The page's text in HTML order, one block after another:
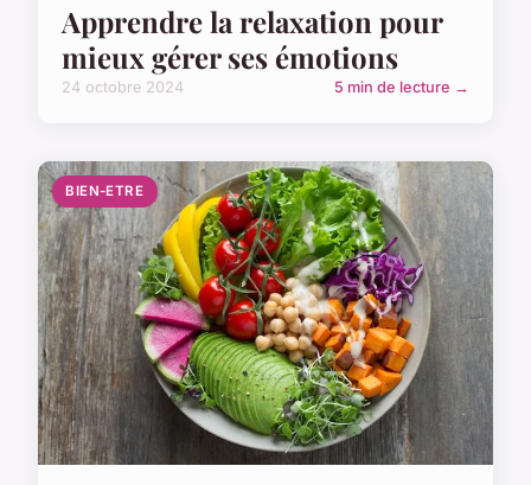
Apprendre la relaxation pour
mieux gérer ses émotions
24 octobre 2024 5 min de lecture →
BIEN-ETRE